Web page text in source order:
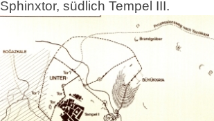
Sphinxtor, südlich Tempel III.